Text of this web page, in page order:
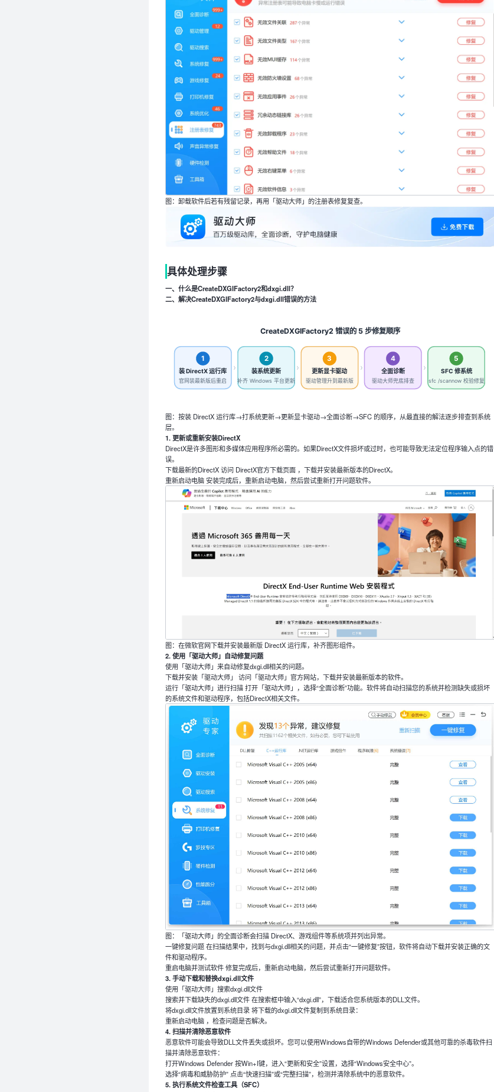
图：卸载软件后若有残留记录，再用「驱动大师」的注册表修复复查。
具体处理步骤
一、什么是CreateDXGIFactory2和dxgi.dll？
二、解决CreateDXGIFactory2与dxgi.dll错误的方法
CreateDXGIFactory2 错误的 5 步修复顺序
1
装 DirectX 运行库
官网装最新版后重启
›
2
装系统更新
补齐 Windows 平台更新
›
3
更新显卡驱动
驱动管理升到最新版
›
4
全面诊断
驱动大师兜底排查
›
5
SFC 修系统
sfc /scannow 校验修复
图：按装 DirectX 运行库→打系统更新→更新显卡驱动→全面诊断→SFC 的顺序，从最直接的解法逐步排查到系统
层。
1. 更新或重新安装DirectX
DirectX是许多图形和多媒体应用程序所必需的。如果DirectX文件损坏或过时，也可能导致无法定位程序输入点的错
误。
下载最新的DirectX 访问 DirectX官方下载页面 ，下载并安装最新版本的DirectX。
重新启动电脑 安装完成后，重新启动电脑，然后尝试重新打开问题软件。
图：在微软官网下载并安装最新版 DirectX 运行库，补齐图形组件。
2. 使用「驱动大师」自动修复问题
使用「驱动大师」来自动修复dxgi.dll相关的问题。
下载并安装「驱动大师」 访问「驱动大师」官方网站，下载并安装最新版本的软件。
运行「驱动大师」进行扫描 打开「驱动大师」，选择“全面诊断”功能。软件将自动扫描您的系统并检测缺失或损坏
的系统文件和驱动程序，包括DirectX相关文件。
图：「驱动大师」的全面诊断会扫描 DirectX、游戏组件等系统项并列出异常。
一键修复问题 在扫描结果中，找到与dxgi.dll相关的问题，并点击“一键修复”按钮，软件将自动下载并安装正确的文
件和驱动程序。
重启电脑并测试软件 修复完成后，重新启动电脑，然后尝试重新打开问题软件。
3. 手动下载和替换dxgi.dll文件
使用「驱动大师」搜索dxgi.dll文件
搜索并下载缺失的dxgi.dll文件 在搜索框中输入“dxgi.dll”，下载适合您系统版本的DLL文件。
将dxgi.dll文件放置到系统目录 将下载的dxgi.dll文件复制到系统目录：
重新启动电脑 ，检查问题是否解决。
4. 扫描并清除恶意软件
恶意软件可能会导致DLL文件丢失或损坏。您可以使用Windows自带的Windows Defender或其他可靠的杀毒软件扫
描并清除恶意软件：
打开Windows Defender 按Win+I键，进入“更新和安全”设置，选择“Windows安全中心”。
选择“病毒和威胁防护” 点击“快速扫描”或“完整扫描”，检测并清除系统中的恶意软件。
5. 执行系统文件检查工具（SFC）